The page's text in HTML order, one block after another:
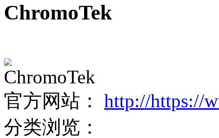
ChromoTek
ChromoTek
官方网站： http://https://
分类浏览：